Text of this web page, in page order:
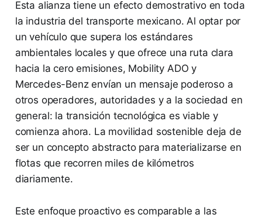
Esta alianza tiene un efecto demostrativo en toda
la industria del transporte mexicano. Al optar por
un vehículo que supera los estándares
ambientales locales y que ofrece una ruta clara
hacia la cero emisiones, Mobility ADO y
Mercedes-Benz envían un mensaje poderoso a
otros operadores, autoridades y a la sociedad en
general: la transición tecnológica es viable y
comienza ahora. La movilidad sostenible deja de
ser un concepto abstracto para materializarse en
flotas que recorren miles de kilómetros
diariamente.
Este enfoque proactivo es comparable a las